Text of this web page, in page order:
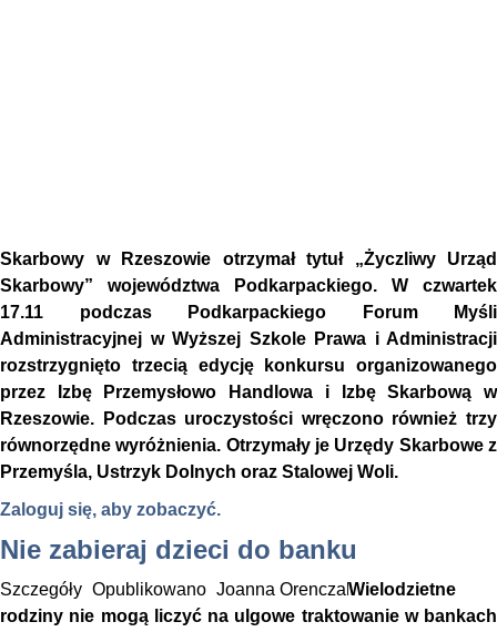
Skarbowy w Rzeszowie otrzymał tytuł „Życzliwy Urząd
Skarbowy” województwa Podkarpackiego. W czwartek
17.11 podczas Podkarpackiego Forum Myśli
Administracyjnej w Wyższej Szkole Prawa i Administracji
rozstrzygnięto trzecią edycję konkursu organizowanego
przez Izbę Przemysłowo Handlowa i Izbę Skarbową w
Rzeszowie. Podczas uroczystości wręczono również trzy
równorzędne wyróżnienia. Otrzymały je Urzędy Skarbowe z
Przemyśla, Ustrzyk Dolnych oraz Stalowej Woli.
Zaloguj się, aby zobaczyć.
Nie zabieraj dzieci do banku
Szczegóły Opublikowano Joanna OrenczakWielodzietne
rodziny nie mogą liczyć na ulgowe traktowanie w bankach